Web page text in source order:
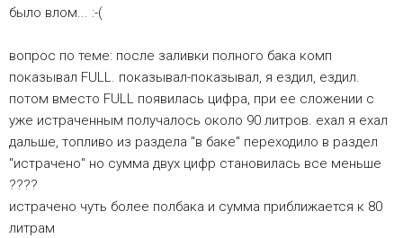
было влом... :-(
вопрос по теме: после заливки полного бака комп
показывал FULL. показывал-показывал, я ездил, ездил.
потом вместо FULL появилась цифра, при ее сложении с
уже истраченным получалось около 90 литров. ехал я ехал
дальше, топливо из раздела "в баке" переходило в раздел
"истрачено" но сумма двух цифр становилась все меньше
????
истрачено чуть более полбака и сумма приближается к 80
литрам